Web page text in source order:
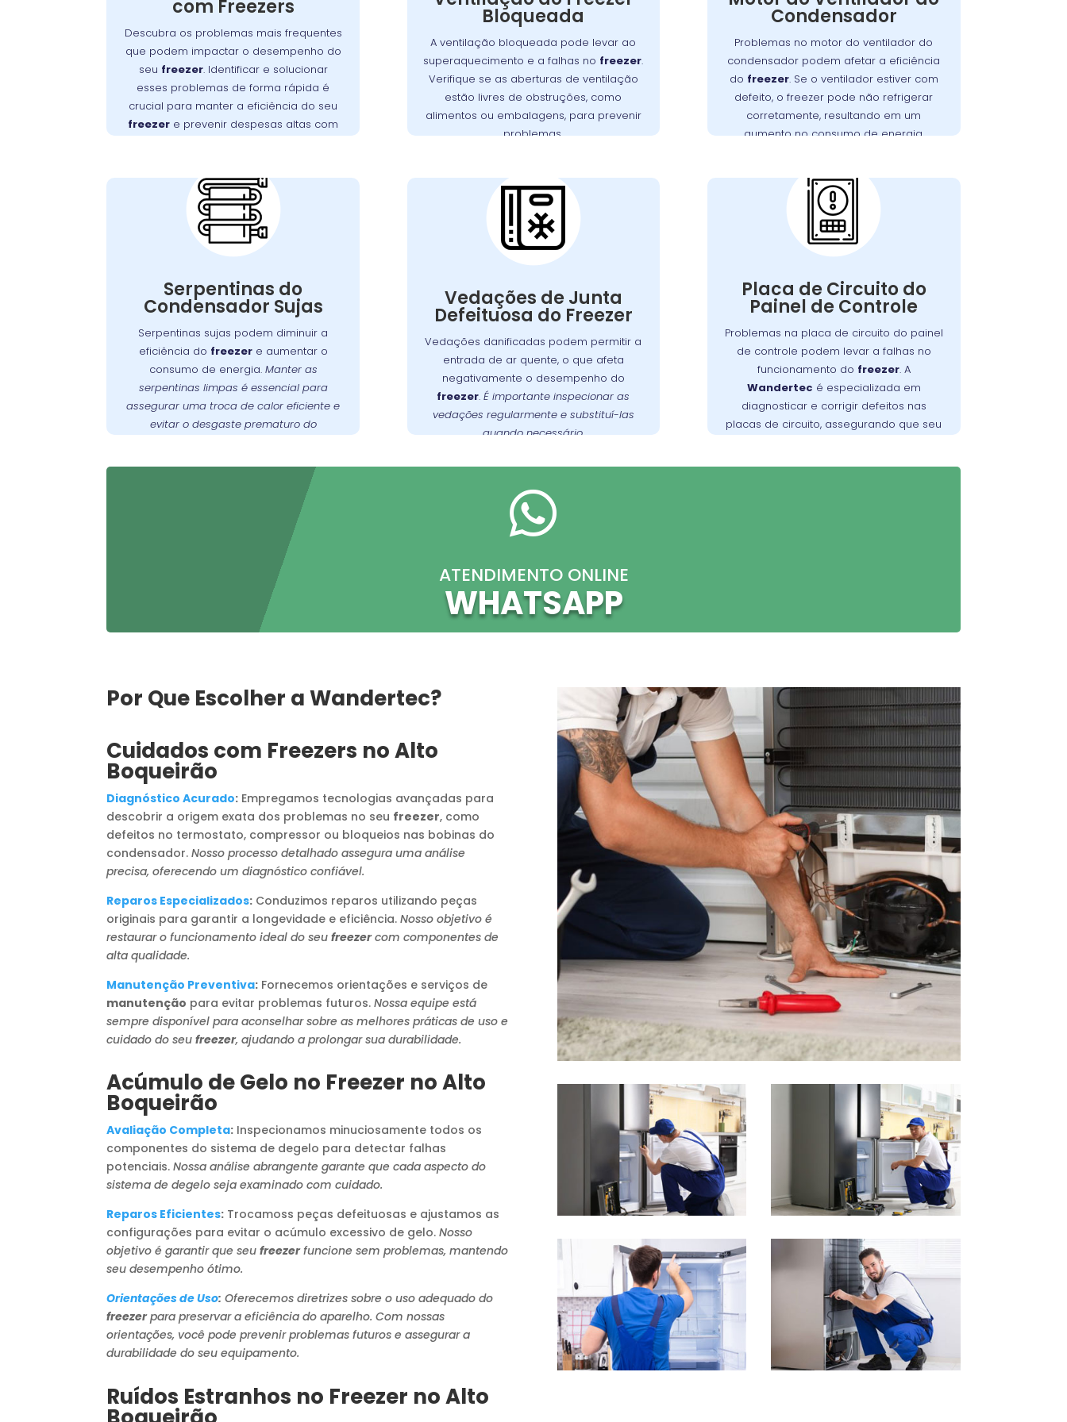
com Freezers
Descubra os problemas mais frequentes
que podem impactar o desempenho do
seu freezer. Identificar e solucionar
esses problemas de forma rápida é
crucial para manter a eficiência do seu
freezer e prevenir despesas altas com
resolver esses problemas rapidamente é
essencial para manter a eficiência do seu
freezer e evitar altos custos com reparos
Wandertec
, no Alto Boqueirão, oferece
serviços especializados para
diagnosticar e corrigir esses problemas,
Bloqueada
A ventilação bloqueada pode levar ao
superaquecimento e a falhas no freezer.
Verifique se as aberturas de ventilação
estão livres de obstruções, como
alimentos ou embalagens, para prevenir
problemas.
sistema de refrigeração do
freezer
.
Garanta que as aberturas de ventilação
estejam livres de bloqueios, como
alimentos ou embalagens
. Manter uma
boa ventilação é essencial para
assegurar a eficiência e a longevidade
do
freezer
, prevenindo custos extras
com reparos.
Condensador
Problemas no motor do ventilador do
condensador podem afetar a eficiência
do freezer. Se o ventilador estiver com
defeito, o freezer pode não refrigerar
corretamente, resultando em um
aumento no consumo de energia.
corretamente, o freezer pode ter
Wandertec
e substituições de motores defeituosos,
assegurando que seu
Serpentinas do
Condensador Sujas
Serpentinas sujas podem diminuir a
eficiência do freezere aumentar o
consumo de energia. Manter as
serpentinas limpas é essencial para
assegurar uma troca de calor eficiente e
evitar o desgaste prematuro do
Limpeza das
Serpentinas do
Condensador no
Alto Boqueirão
condensador podem acumular sujeira e
poeira, o que pode comprometer a
eficiência do
serpentinas limpas é fundamental para
assegurar uma troca de calor eficaz e
prevenir o desgaste prematuro do
compressor
. A
Wandertec
oferece
serviços especializados de limpeza e
manutenção preventiva para garantir
condições ideais.
Vedações de Junta
Defeituosa do Freezer
Vedações danificadas podem permitir a
entrada de ar quente, o que afeta
negativamente o desempenho do
freezer.É importante inspecionar as
vedações regularmente e substituí-las
quando necessário.
Essenciais com as
Vedações do
Freezer no Alto
Boqueirão
Vedações de junta com defeito são uma
entrada de ar quente no
freezer
,
obrigando o motor a trabalhar mais para
manter a temperatura interna.
É
fundamental verificar as vedações
regularmente e substituí-las quando
necessário para garantir uma vedação
adequada
. A
Wandertec
no Alto
Boqueirão oferece serviços de inspeção
a eficiência energética do seu
freezer
.
Placa de Circuito do
Painel de Controle
Problemas na placa de circuito do painel
de controle podem levar a falhas no
funcionamento do freezer. A
Wandertec é especializada em
diagnosticar e corrigir defeitos nas
placas de circuito, assegurando que seu
Problemas com a
Placa de Circuito do
Painel de Controle:
A placa de circuito do painel de controle
nessa placa podem resultar em
problemas com o controle de
funcionamentos
. Os técnicos da
no Alto Boqueirão são
falhas nas placas de circuito, garantindo
freezer
opere de forma
confiável e eficiente.

ATENDIMENTO ONLINE
WHATSAPP
Por Que Escolher a Wandertec?
Cuidados com Freezers no Alto
Boqueirão
Diagnóstico Acurado: Empregamos tecnologias avançadas para
descobrir a origem exata dos problemas no seu freezer, como
defeitos no termostato, compressor ou bloqueios nas bobinas do
condensador.Nosso processo detalhado assegura uma análise
precisa, oferecendo um diagnóstico confiável.
Reparos Especializados: Conduzimos reparos utilizando peças
originais para garantir a longevidade e eficiência.Nosso objetivo é
restaurar o funcionamento ideal do seufreezercom componentes de
alta qualidade.
Manutenção Preventiva: Fornecemos orientações e serviços de
manutenção para evitar problemas futuros.Nossa equipe está
sempre disponível para aconselhar sobre as melhores práticas de uso e
cuidado do seufreezer, ajudando a prolongar sua durabilidade.
Acúmulo de Gelo no Freezer no Alto
Boqueirão
Avaliação Completa: Inspecionamos minuciosamente todos os
componentes do sistema de degelo para detectar falhas
potenciais.Nossa análise abrangente garante que cada aspecto do
sistema de degelo seja examinado com cuidado.
Reparos Eficientes: Trocamoss peças defeituosas e ajustamos as
configurações para evitar o acúmulo excessivo de gelo.Nosso
objetivo é garantir que seufreezerfuncione sem problemas, mantendo
seu desempenho ótimo.
Orientações de Uso: Oferecemos diretrizes sobre o uso adequado do
freezerpara preservar a eficiência do aparelho. Com nossas
orientações, você pode prevenir problemas futuros e assegurar a
durabilidade do seu equipamento.
Ruídos Estranhos no Freezer no Alto